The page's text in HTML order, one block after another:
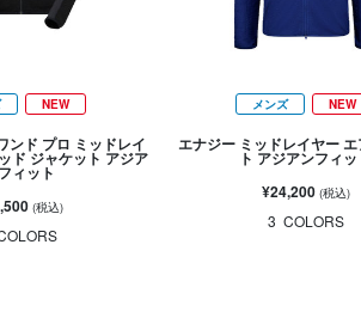
NEW
ンド プロ ミッドレイ
ド ジャケット アジア
ィット
(税込)
メンズ NEW
エナジー ミッドレイヤー
ト アジアンフィッ
¥24,200 (税込)
3 COLORS